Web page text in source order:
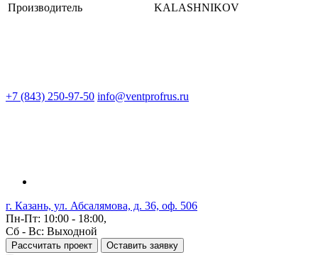
Производитель
KALASHNIKOV
+7 (843) 250-97-50 info@ventprofrus.ru
г. Казань, ул. Абсалямова, д. 36, оф. 506
Пн-Пт: 10:00 - 18:00,
Сб - Вс: Выходной
Рассчитать проект Оставить заявку